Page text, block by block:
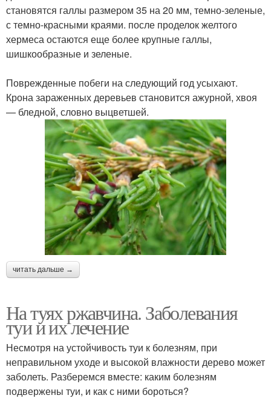
становятся галлы размером 35 на 20 мм, темно-зеленые,
с темно-красными краями. после проделок желтого
хермеса остаются еще более крупные галлы,
шишкообразные и зеленые.
Поврежденные побеги на следующий год усыхают.
Крона зараженных деревьев становится ажурной, хвоя
— бледной, словно выцветшей.
читать дальше →
На туях ржавчина. Заболевания
туи и их лечение
Несмотря на устойчивость туи к болезням, при
неправильном уходе и высокой влажности дерево может
заболеть. Разберемся вместе: каким болезням
подвержены туи, и как с ними бороться?